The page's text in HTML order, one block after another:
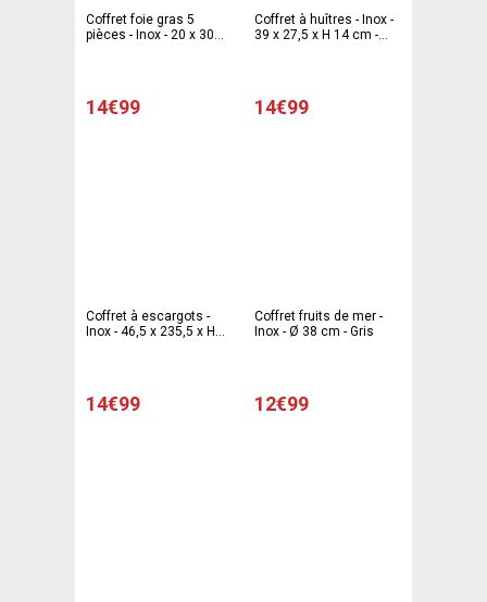
Coffret foie gras 5
pièces - Inox - 20 x 30
14€99
Coffret à huîtres - Inox -
39 x 27,5 x H 14 cm -
14€99
Coffret à escargots -
Inox - 46,5 x 235,5 x H
14€99
Coffret fruits de mer -
Inox - Ø 38 cm - Gris
12€99